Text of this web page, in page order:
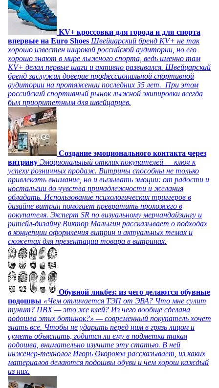
KV+ кроссовки для города и для спорта
впервые на Euro Shoes Швейцарский бренд KV+ не так
хорошо известен широкой российской аудитории, но его
хорошо знают в мире лыжного спорта, ведь именно там
KV+ делал первые шаги и активно развивался. Швейцарский
бренд заслужил доверие профессиональной спортивной
аудитории на протяжении последних 35 лет. При этом
российский спортивный рынок лыжной экипировки всегда
был приоритетным для швейцарцев.
Создание эмоционального контакта через
витрину Эмоциональный отклик покупателей — ключ к
успеху розничных продаж. Витрины способны не только
привлекать внимание, но и вызывать эмоции: от радости и
ностальгии до чувства принадлежности и желания
обладать. Использование психологических триггеров в
дизайне витрин помогает превратить прохожего в
покупателя. Эксперт SR по визуальному мерчандайзингу и
ритейл-дизайну Виктор Малыгин рассказывает о подходах
в концепции оформления витрин и актуальных темах и
сюжетах для презентации товара в витринах.
Обувной ликбез: из чего делаются обувные
подошвы «Чем отличается ТЭП от ЭВА? Что мне сулит
тунит? ПВХ — это же клей? Из чего вообще сделана
подошва этих ботинок?» — современный покупатель хочет
знать все. Чтобы не ударить перед ним в грязь лицом и
суметь объяснить, годится ли ему в подметки такая
подошва, внимательно изучите эту статью. В ней
инженер-технолог Игорь Окороков рассказывает, из каких
материалов делаются подошвы обуви и чем хорош каждый
из них.